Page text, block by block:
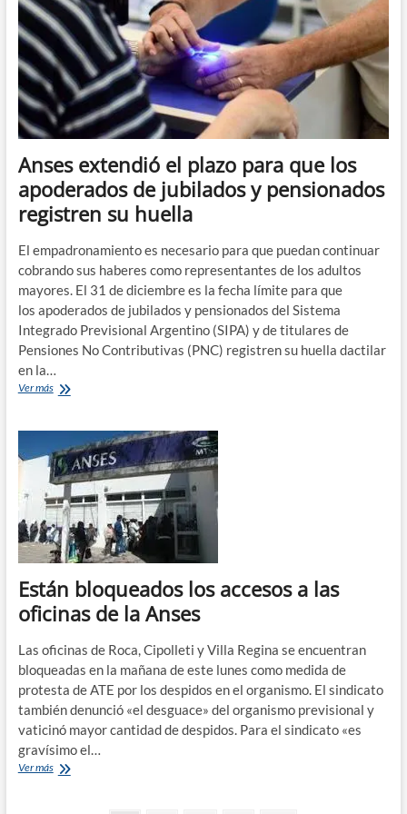
para
amas
de
casa
en
toda
la
provincia
Anses extendió el plazo para que los
apoderados de jubilados y pensionados
registren su huella
El empadronamiento es necesario para que puedan continuar
cobrando sus haberes como representantes de los adultos
mayores. El 31 de diciembre es la fecha límite para que
los apoderados de jubilados y pensionados del Sistema
Integrado Previsional Argentino (SIPA) y de titulares de
Pensiones No Contributivas (PNC) registren su huella dactilar
en la…
Ver másAnses
para
que
los
apoderados
de
jubilados
y
pensionados
registren
su
huella
Están bloqueados los accesos a las
oficinas de la Anses
Las oficinas de Roca, Cipolleti y Villa Regina se encuentran
bloqueadas en la mañana de este lunes como medida de
protesta de ATE por los despidos en el organismo. El sindicato
también denunció «el desguace» del organismo previsional y
vaticinó mayor cantidad de despidos. Para el sindicato «es
gravísimo el…
Ver másEstán